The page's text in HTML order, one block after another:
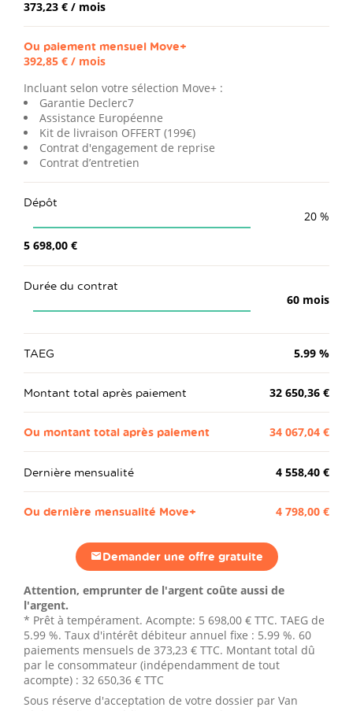
373,23 € / mois
Ou paiement mensuel Move+
392,85 € / mois
Incluant selon votre sélection Move+ :
Garantie Declerc7
Assistance Européenne
Kit de livraison OFFERT (199€)
Contrat d'engagement de reprise
Contrat d’entretien
Dépôt
20 %
5 698,00 €
Durée du contrat
60 mois
TAEG 5.99 %
Montant total après paiement 32 650,36 €
Ou montant total après paiement 34 067,04 €
Dernière mensualité 4 558,40 €
Ou dernière mensualité Move+ 4 798,00 €
Demander une offre gratuite
Attention, emprunter de l'argent coûte aussi de
l'argent.
* Prêt à tempérament. Acompte: 5 698,00 € TTC. TAEG de
5.99 %. Taux d'intérêt débiteur annuel fixe : 5.99 %. 60
paiements mensuels de 373,23 € TTC. Montant total dû
par le consommateur (indépendamment de tout
acompte) : 32 650,36 € TTC
Sous réserve d'acceptation de votre dossier par Van